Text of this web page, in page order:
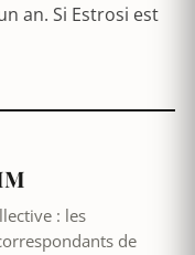
an. Si Estrosi est
: les
de